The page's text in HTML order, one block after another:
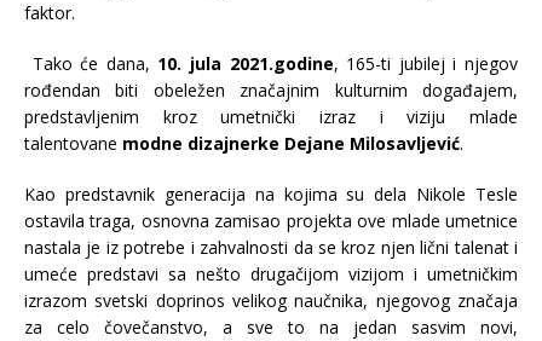
faktor.
Tako će dana, 10. jula 2021.godine, 165-ti jubilej i njegov
rođendan biti obeležen značajnim kulturnim događajem,
predstavljenim kroz umetnički izraz i viziju mlade
talentovane modne dizajnerke Dejane Milosavljević.
Kao predstavnik generacija na kojima su dela Nikole Tesle
ostavila traga, osnovna zamisao projekta ove mlade umetnice
nastala je iz potrebe i zahvalnosti da se kroz njen lični talenat i
umeće predstavi sa nešto drugačijom vizijom i umetničkim
izrazom svetski doprinos velikog naučnika, njegovog značaja
za celo čovečanstvo, a sve to na jedan sasvim novi,